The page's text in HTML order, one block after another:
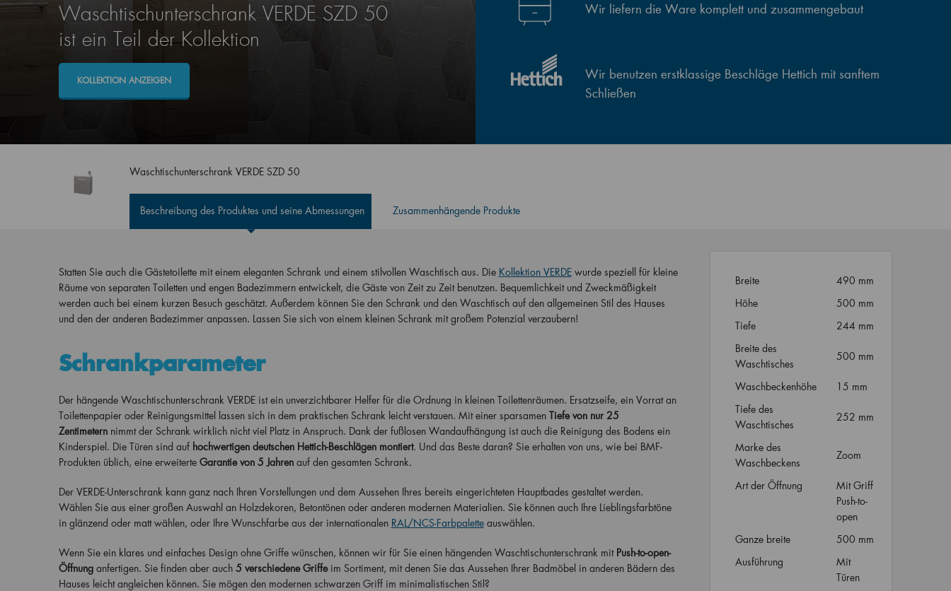
Waschtischunterschrank VERDE SZD 50
ist ein Teil der Kollektion
KOLLEKTION ANZEIGEN
Wir liefern die Ware komplett und zusammengebaut
Wir benutzen erstklassige Beschläge Hettich mit sanftem
Schließen
Waschtischunterschrank VERDE SZD 50
Beschreibung des Produktes und seine Abmessungen Zusammenhängende Produkte
Statten Sie auch die Gästetoilette mit einem eleganten Schrank und einem stilvollen Waschtisch aus. Die Kollektion VERDEwurde speziell für kleine
Räume von separaten Toiletten und engen Badezimmern entwickelt, die Gäste von Zeit zu Zeit benutzen. Bequemlichkeit und Zweckmäßigkeit
werden auch bei einem kurzen Besuch geschätzt. Außerdem können Sie den Schrank und den Waschtisch auf den allgemeinen Stil des Hauses
und den der anderen Badezimmer anpassen. Lassen Sie sich von einem kleinen Schrank mit großem Potenzial verzaubern!
Schrankparameter
Der hängende Waschtischunterschrank VERDE ist ein unverzichtbarer Helfer für die Ordnung in kleinen Toilettenräumen. Ersatzseife, ein Vorrat an
Toilettenpapier oder Reinigungsmittel lassen sich in dem praktischen Schrank leicht verstauen. Mit einer sparsamen Tiefe von nur 25
Zentimetern nimmt der Schrank wirklich nicht viel Platz in Anspruch. Dank der fußlosen Wandaufhängung ist auch die Reinigung des Bodens ein
Kinderspiel. Die Türen sind auf hochwertigen deutschen Hettich-Beschlägen montiert. Und das Beste daran? Sie erhalten von uns, wie bei BMF-
Produkten üblich, eine erweiterte Garantie von 5 Jahren auf den gesamten Schrank.
Der VERDE-Unterschrank kann ganz nach Ihren Vorstellungen und dem Aussehen Ihres bereits eingerichteten Hauptbades gestaltet werden.
Wählen Sie aus einer großen Auswahl an Holzdekoren, Betontönen oder anderen modernen Materialien. Sie können auch Ihre Lieblingsfarbtöne
in glänzend oder matt wählen, oder Ihre Wunschfarbe aus der internationalen RAL/NCS-Farbpalette auswählen.
Wenn Sie ein klares und einfaches Design ohne Griffe wünschen, können wir für Sie einen hängenden Waschtischunterschrank mit Push-to-open-
Öffnung anfertigen. Sie finden aber auch 5 verschiedene Griffe im Sortiment, mit denen Sie das Aussehen Ihrer Badmöbel in anderen Bädern des
Hauses leicht angleichen können. Sie mögen den modernen schwarzen Griff im minimalistischen Stil?
Breite
490 mm
Höhe
500 mm
Tiefe
244 mm
Breite des
Waschtisches
500 mm
Waschbeckenhöhe
15 mm
Tiefe des
Waschtisches
252 mm
Marke des
Waschbeckens
Zoom
Art der Öffnung
Mit Griff
Push-to-
open
Ganze breite
500 mm
Ausführung
Mit
Türen